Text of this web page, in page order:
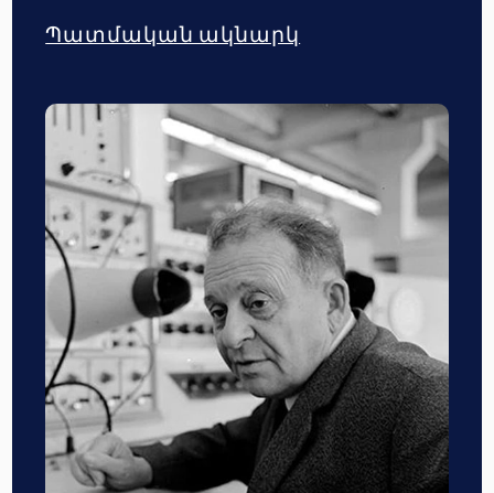
Պատմական ակնարկ